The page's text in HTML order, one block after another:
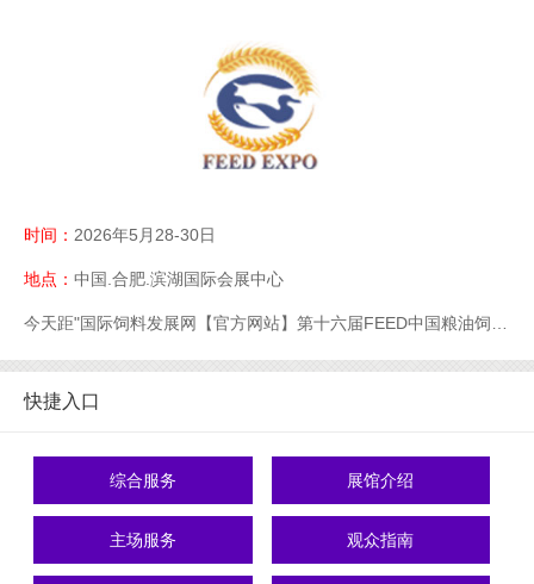
时间： 2026年5月28-30日
地点： 中国.合肥.滨湖国际会展中心
快捷入口
综合服务 展馆介绍
主场服务 观众指南